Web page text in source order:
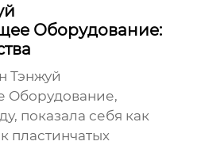
Оборудование:
Тэнжуй
Оборудование,
показала себя как
пластинчатых